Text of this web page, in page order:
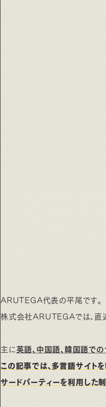
ARUTEGA代表の平尾です。
株式会社ARUTEGAでは、直
主に英語、中国語、韓国語で
この記事では、多言語サイト
サードパーティーを利用した